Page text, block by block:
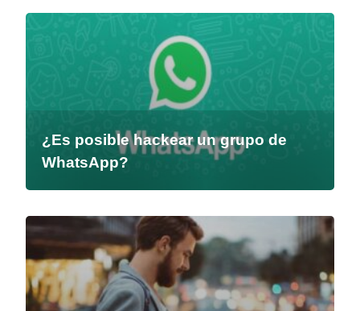
¿Es posible hackear un grupo de
WhatsApp?